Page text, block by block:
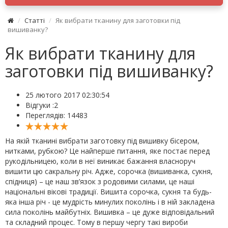
Статті
Як вибрати тканину для заготовки під
вишиванку?
Як вибрати тканину для
заготовки під вишиванку?
25 лютого 2017 02:30:54
Відгуки :2
Переглядів: 14483
На якій тканині вибрати заготовку під вишивку бісером,
нитками, рубкою? Це найперше питання, яке постає перед
рукодільницею, коли в неї виникає бажання власноруч
вишити цю сакральну річ. Адже, сорочка (вишиванка, сукня,
спідниця) – це наш зв’язок з родовими силами, це наші
національні вікові традиції. Вишита сорочка, сукня та будь-
яка інша річ - це мудрість минулих поколінь і в ній закладена
сила поколінь майбутніх. Вишивка – це дуже відповідальний
та складний процес. Тому в першу чергу такі вироби